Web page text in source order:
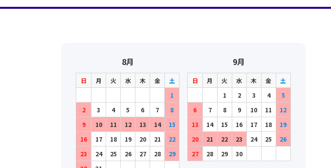
8月
日 月 火 水 木 金
土
1
2
3 4 5 6 7
8
9
10 11 12 13 14
15
16
17 18 19 20 21
22
23
24 25 26 27 28
29
9月
日 月 火 水 木 金
土
1
2 3 4
5
6
7 8 9 10 11
12
13
14 15 16 17 18
19
20
21 22 23 24 25
26
27
28 29 30